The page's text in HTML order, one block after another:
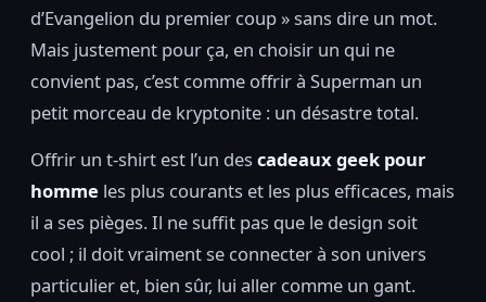
d’Evangelion du premier coup » sans dire un mot.
Mais justement pour ça, en choisir un qui ne
convient pas, c’est comme offrir à Superman un
petit morceau de kryptonite : un désastre total.
Offrir un t-shirt est l’un des cadeaux geek pour
homme les plus courants et les plus efficaces, mais
il a ses pièges. Il ne suffit pas que le design soit
cool ; il doit vraiment se connecter à son univers
particulier et, bien sûr, lui aller comme un gant.